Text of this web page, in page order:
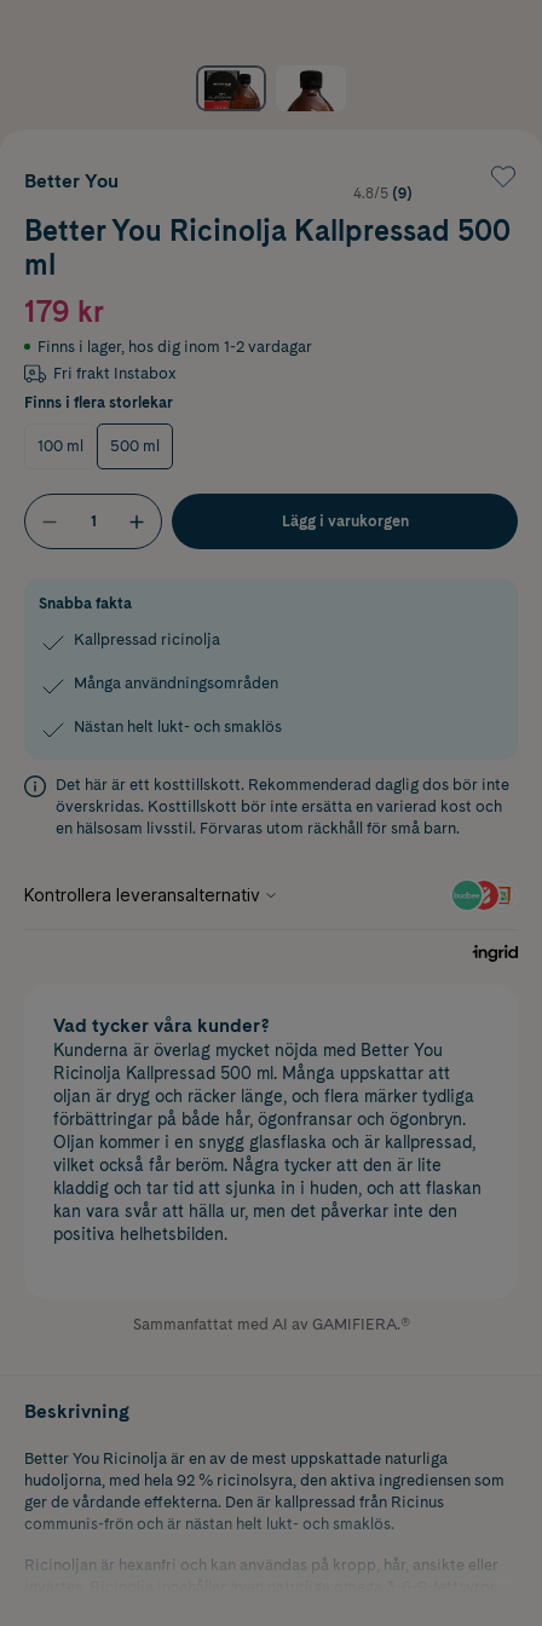
Better You
4.8/5 (9)
Better You Ricinolja Kallpressad 500
ml
179 kr
Finns i lager, hos dig inom 1-2 vardagar
Fri frakt Instabox
Finns i flera storlekar
100 ml 500 ml
Lägg i varukorgen
Snabba fakta
Kallpressad ricinolja
Många användningsområden
Nästan helt lukt- och smaklös
Det här är ett kosttillskott. Rekommenderad daglig dos bör inte
överskridas. Kosttillskott bör inte ersätta en varierad kost och
en hälsosam livsstil. Förvaras utom räckhåll för små barn.
Vad tycker våra kunder?
Kunderna är överlag mycket nöjda med Better You
Ricinolja Kallpressad 500 ml. Många uppskattar att
oljan är dryg och räcker länge, och flera märker tydliga
förbättringar på både hår, ögonfransar och ögonbryn.
Oljan kommer i en snygg glasflaska och är kallpressad,
vilket också får beröm. Några tycker att den är lite
kladdig och tar tid att sjunka in i huden, och att flaskan
kan vara svår att hälla ur, men det påverkar inte den
positiva helhetsbilden.
Sammanfattat med AI av GAMIFIERA.®
Beskrivning
Better You Ricinolja är en av de mest uppskattade naturliga
hudoljorna, med hela 92 % ricinolsyra, den aktiva ingrediensen som
ger de vårdande effekterna. Den är kallpressad från Ricinus
communis-frön och är nästan helt lukt- och smaklös.
Ricinoljan är hexanfri och kan användas på kropp, hår, ansikte eller